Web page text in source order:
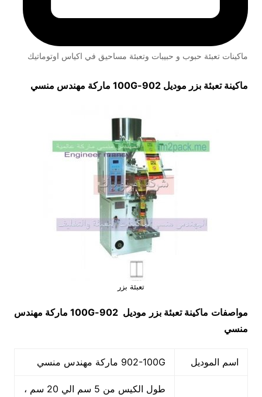
ماكينات تعبئة حبوب و حبيبات وتعبئة مساحيق في اكياس اوتوماتيك
ماكينة تعبئة بزر موديل 902-100G ماركة مهندس منسي
تعبئة بزر
مواصفات ماكينةتعبئة بزر موديل 902-100G
ماركة مهندس
منسي
اسم الموديل 902-100G ماركة مهندس منسي
طول الكيس من 5 سم الي 20 سم ،